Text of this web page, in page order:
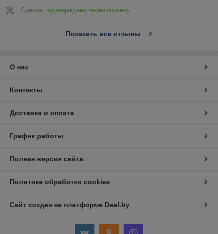
Сделка подтверждена через корзину
Показать все отзывы
О нас
Контакты
Доставка и оплата
График работы
Полная версия сайта
Политика обработки cookies
Сайт создан на платформе Deal.by